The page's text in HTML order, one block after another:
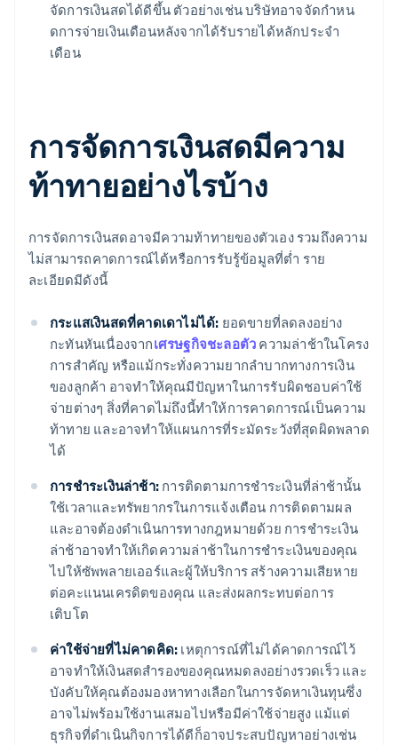
จัดการเงินสดได้ดีขึ้น ตัวอย่างเช่น บริษัทอาจจัดกําหน
ดการจ่ายเงินเดือนหลังจากได้รับรายได้หลักประจำ
เดือน
การจัดการเงินสดมีความ
ท้าทายอย่างไรบ้าง
การจัดการเงินสดอาจมีความท้าทายของตัวเอง รวมถึงความ
ไม่สามารถคาดการณ์ได้หรือการรับรู้ข้อมูลที่ต่ำ ราย
ละเอียดมีดังนี้
กระแสเงินสดที่คาดเดาไม่ได้: ยอดขายที่ลดลงอย่าง
กะทันหันเนื่องจากเศรษฐกิจชะลอตัว ความล่าช้าในโครง
การสําคัญ หรือแม้กระทั่งความยากลําบากทางการเงิน
ของลูกค้า อาจทําให้คุณมีปัญหาในการรับผิดชอบค่าใช้
จ่ายต่างๆ สิ่งที่คาดไม่ถึงนี้ทําให้การคาดการณ์เป็นความ
ท้าทาย และอาจทำให้แผนการที่ระมัดระวังที่สุดผิดพลาด
ได้
การชําระเงินล่าช้า: การติดตามการชําระเงินที่ล่าช้านั้น
ใช้เวลาและทรัพยากรในการแจ้งเตือน การติดตามผล
และอาจต้องดําเนินการทางกฎหมายด้วย การชําระเงิน
ล่าช้าอาจทำให้เกิดความล่าช้าในการชำระเงินของคุณ
ไปให้ซัพพลายเออร์และผู้ให้บริการ สร้างความเสียหาย
ต่อคะแนนเครดิตของคุณ และส่งผลกระทบต่อการ
เติบโต
ค่าใช้จ่ายที่ไม่คาดคิด: เหตุการณ์ที่ไม่ได้คาดการณ์ไว้
อาจทำให้เงินสดสำรองของคุณหมดลงอย่างรวดเร็ว และ
บังคับให้คุณต้องมองหาทางเลือกในการจัดหาเงินทุนซึ่ง
อาจไม่พร้อมใช้งานเสมอไปหรือมีค่าใช้จ่ายสูง แม้แต่
ธุรกิจที่ดําเนินกิจการได้ดีก็อาจประสบปัญหาอย่างเช่น